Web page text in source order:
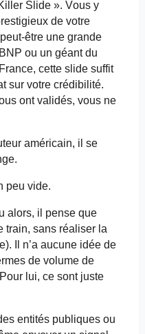
Slide ». Vous y
de votre
être une grande
ou un géant du
cette slide suffit
sur votre crédibilité.
ont validés, vous ne
américain, il se
peu vide.
alors, il pense que
train, sans réaliser la
Il n’a aucune idée de
de volume de
lui, ce sont juste
entités publiques ou